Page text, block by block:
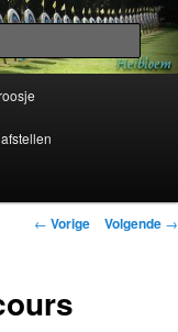
Bericht
← Vorige Volgende →